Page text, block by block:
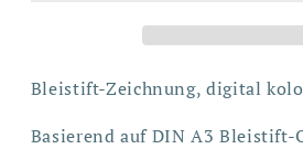
Bleistift-Zeichnung, digital
Basierend auf DIN A3 Bleistift-